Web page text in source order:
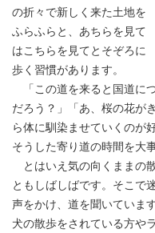
の折々で新しく来た土地を
ふらふらと、あちらを見て
はこちらを見てとそぞろに
歩く習慣があります。
「この道を来ると国道に
だろう？」「あ、桜の花が
ら体に馴染ませていくのが
そうした寄り道の時間を大
とはいえ気の向くままの
ともしばしばです。そこで
声をかけ、道を聞いていま
犬の散歩をされている方や